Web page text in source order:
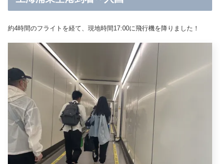
約4時間のフライトを経て、現地時間17:00に飛行機を降りました！